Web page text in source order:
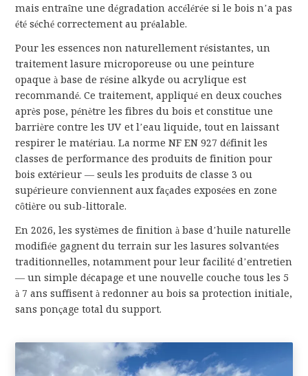
mais entraîne une dégradation accélérée si le bois n’a pas
été séché correctement au préalable.
Pour les essences non naturellement résistantes, un
traitement lasure microporeuse ou une peinture
opaque à base de résine alkyde ou acrylique est
recommandé. Ce traitement, appliqué en deux couches
après pose, pénètre les fibres du bois et constitue une
barrière contre les UV et l’eau liquide, tout en laissant
respirer le matériau. La norme NF EN 927 définit les
classes de performance des produits de finition pour
bois extérieur — seuls les produits de classe 3 ou
supérieure conviennent aux façades exposées en zone
côtière ou sub-littorale.
En 2026, les systèmes de finition à base d’huile naturelle
modifiée gagnent du terrain sur les lasures solvantées
traditionnelles, notamment pour leur facilité d’entretien
— un simple décapage et une nouvelle couche tous les 5
à 7 ans suffisent à redonner au bois sa protection initiale,
sans ponçage total du support.